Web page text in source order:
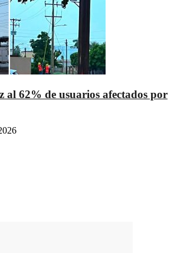
al 62% de usuarios afectados por